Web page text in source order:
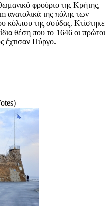
φρούριο της Κρήτης,
ανατολικά της πόλης των
κόλπου της σούδας. Κτίστηκε
θέση που το 1646 οι πρώτοι
έχτισαν Πύργο.